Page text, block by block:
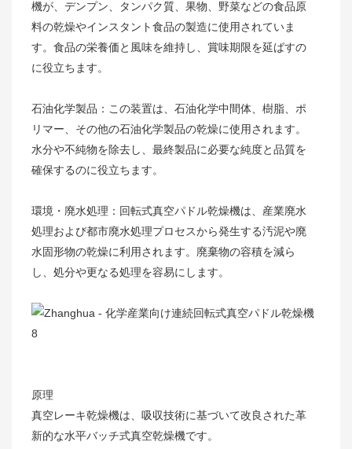
機が、デンプン、タンパク質、果物、野菜などの食品原
料の乾燥やインスタント食品の製造に使用されていま
す。食品の栄養価と風味を維持し、賞味期限を延ばすの
に役立ちます。
石油化学製品：この装置は、石油化学中間体、樹脂、ポ
リマー、その他の石油化学製品の乾燥に使用されます。
水分や不純物を除去し、最終製品に必要な純度と品質を
確保するのに役立ちます。
環境・廃水処理：回転式真空パドル乾燥機は、産業廃水
処理および都市廃水処理プロセスから発生する汚泥や廃
水固形物の乾燥に利用されます。廃棄物の容積を減ら
し、処分や更なる処理を容易にします。
原理
真空レーキ乾燥機は、吸収技術に基づいて改良された革
新的な水平バッチ式真空乾燥機です。